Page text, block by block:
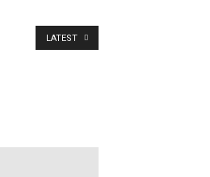
LATEST